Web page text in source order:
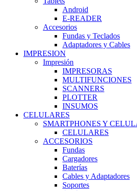
Android
E-READER
Accesorios
Fundas y Teclados
Adaptadores y Cables
IMPRESION
Impresión
IMPRESORAS
MULTIFUNCIONES
SCANNERS
PLOTTER
INSUMOS
CELULARES
SMARTPHONES Y
CELULARES
ACCESORIOS
Fundas
Cargadores
Baterías
Cables y Adaptadores
Soportes